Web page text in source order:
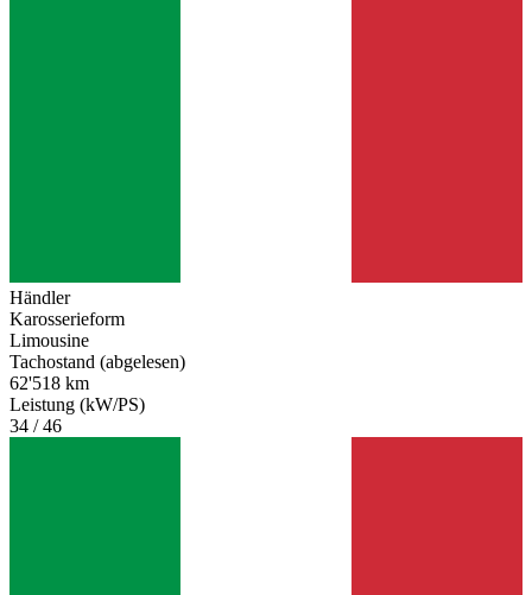
Händler
Karosserieform
Limousine
Tachostand (abgelesen)
62'518 km
Leistung (kW/PS)
34 / 46